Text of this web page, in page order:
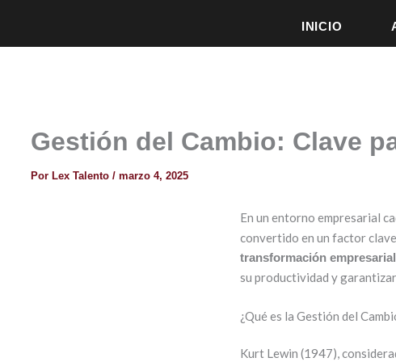
INICIO
Gestión del Cambio: Clave
Por Lex Talento / marzo 4, 2025
En un entorno empresarial
convertido en un factor
transformación empresarial
su productividad y
¿Qué es la Gestión del
Kurt Lewin (1947),